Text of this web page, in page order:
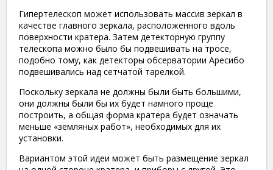
Гипертелескоп может использовать массив зеркал в
качестве главного зеркала, расположенного вдоль
поверхности кратера. Затем детекторную группу
телескопа можно было бы подвешивать на тросе,
подобно тому, как детекторы обсерватории Аресибо
подвешивались над сетчатой ​​тарелкой.
Поскольку зеркала не должны были быть большими,
они должны были бы их будет намного проще
построить, а общая форма кратера будет означать
меньше «земляных работ», необходимых для их
установки.
Вариантом этой идеи может быть размещение зеркал